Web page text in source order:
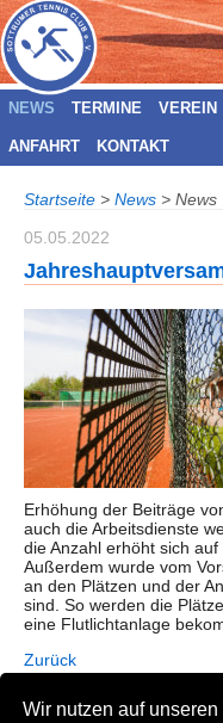
Wir nutzen auf
NEWS TERMINE VEREIN
ANFAHRT KONTAKT
Startseite > News > News
05.05.2022
Erhöhung der Beiträge
auch die Arbeitsdienste
die Anzahl erhöht sich
Außerdem wurde vom
an den Plätzen und der
sind. So werden die
eine Flutlichtanlage
Zurück